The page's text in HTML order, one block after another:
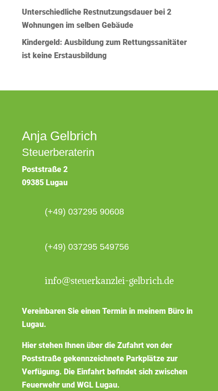
Unterschiedliche Restnutzungsdauer bei 2
Wohnungen im selben Gebäude
Kindergeld: Ausbildung zum Rettungssanitäter
ist keine Erstausbildung
Anja Gelbrich
Steuerberaterin
Poststraße 2
09385 Lugau
(+49) 037295 90608
(+49) 037295 549756
info@steuerkanzlei-gelbrich.de
Vereinbaren Sie einen Termin in meinem Büro in
Lugau.
Hier stehen Ihnen über die Zufahrt von der
Poststraße gekennzeichnete Parkplätze zur
Verfügung. Die Einfahrt befindet sich zwischen
Feuerwehr und WGL Lugau.